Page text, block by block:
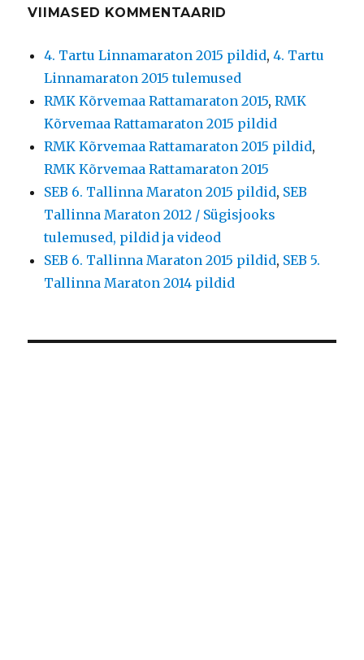
VIIMASED KOMMENTAARID
4. Tartu Linnamaraton 2015 pildid,4. Tartu
Linnamaraton 2015 tulemused
RMK Kõrvemaa Rattamaraton 2015,RMK
Kõrvemaa Rattamaraton 2015 pildid
RMK Kõrvemaa Rattamaraton 2015 pildid,
RMK Kõrvemaa Rattamaraton 2015
SEB 6. Tallinna Maraton 2015 pildid, SEB
Tallinna Maraton 2012 / Sügisjooks
tulemused, pildid ja videod
SEB 6. Tallinna Maraton 2015 pildid, SEB 5.
Tallinna Maraton 2014 pildid